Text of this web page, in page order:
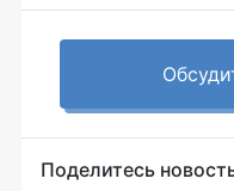
Поделитесь